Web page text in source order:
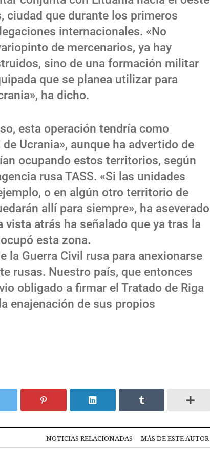
ciudad que durante los primeros
internacionales. «No
de mercenarios, ya hay
sino de una formación militar
que se planea utilizar para
ha dicho.
esta operación tendría como
Ucrania», aunque ha advertido de
ocupando estos territorios, según
rusa TASS. «Si las unidades
o en algún otro territorio de
allí para siempre», ha aseverado
atrás ha señalado que ya tras la
esta zona.
la Guerra Civil rusa para anexionarse
rusas. Nuestro país, que entonces
obligado a firmar el Tratado de Riga
enajenación de sus propios
NOTICIAS RELACIONADAS MÁS DE ESTE AUTOR